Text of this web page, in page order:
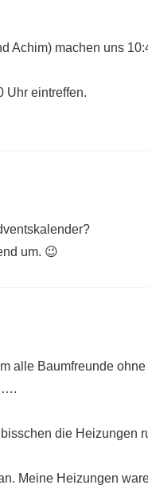
Achim) machen uns
Uhr eintreffen.
um. 😉
alle Baumfreunde
….
die Heizungen
Meine Heizungen